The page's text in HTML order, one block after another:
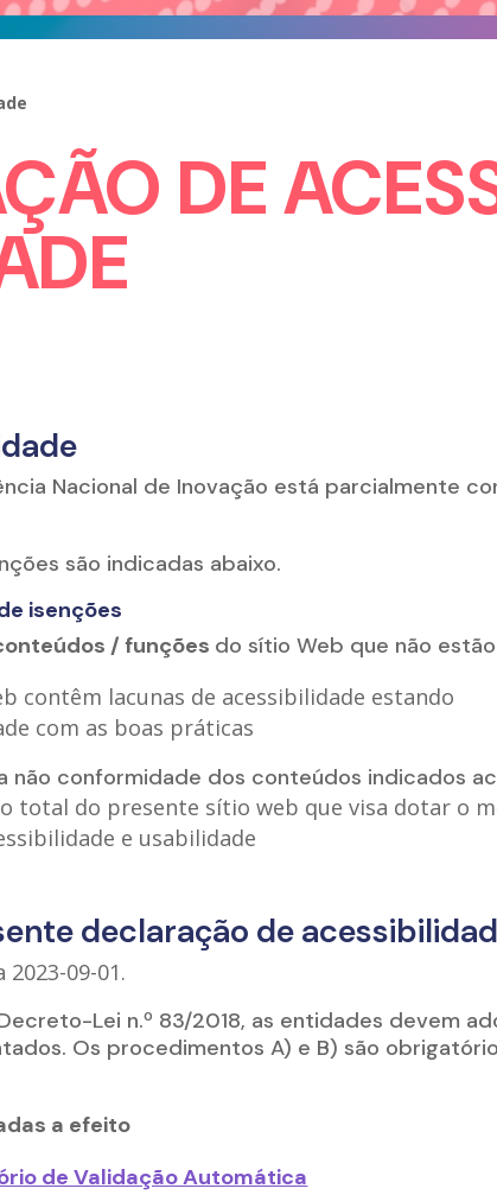
DE
Nacional de Inovação está parcialmente
são indicadas abaixo.
isenções
/ funções do sítio Web que não
contêm lacunas de acessibilidade estando
com as boas práticas
não conformidade dos conteúdos indicados
total do presente sítio web que visa dotar o
e usabilidade
declaração de
09-01.
Lei n.º 83/2018, as entidades devem
Os procedimentos A) e B) são
a efeito
de Validação Automática